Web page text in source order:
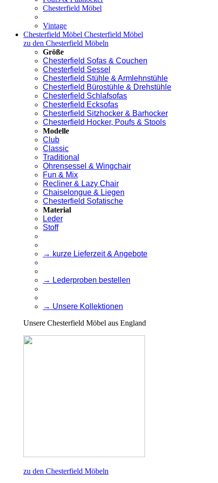
Chesterfield Möbel
Vintage
Chesterfield Möbel Chesterfield Möbel
zu den Chesterfield Möbeln
Größe
Chesterfield Sofas & Couchen
Chesterfield Sessel
Chesterfield Stühle & Armlehnstühle
Chesterfield Bürostühle & Drehstühle
Chesterfield Schlafsofas
Chesterfield Ecksofas
Chesterfield Sitzhocker & Barhocker
Chesterfield Hocker, Poufs & Stools
Modelle
Club
Classic
Traditional
Ohrensessel & Wingchair
Fun & Mix
Recliner & Lazy Chair
Chaiselongue & Liegen
Chesterfield Sofatische
Material
Leder
Stoff
→ kurze Lieferzeit & Angebote
→ Lederproben bestellen
→ Unsere Kollektionen
Unsere Chesterfield Möbel aus England
zu den Chesterfield Möbeln